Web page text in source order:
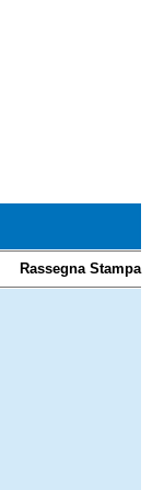
Rassegna Stampa